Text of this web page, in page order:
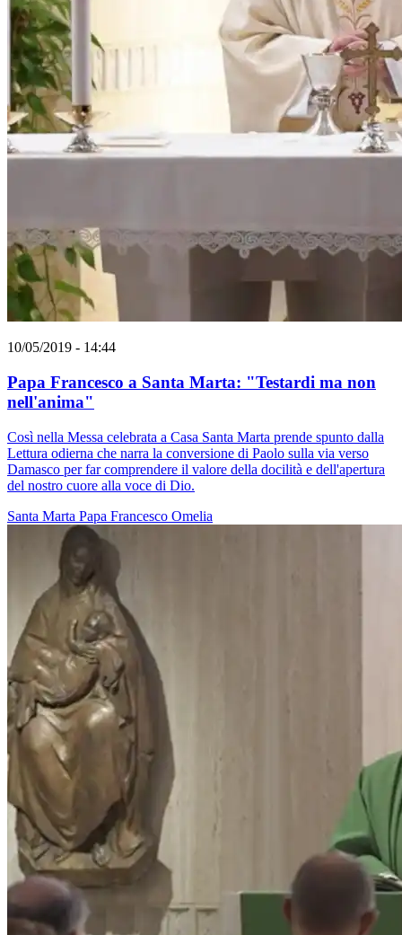
10/05/2019 - 14:44
Papa Francesco a Santa Marta: "Testardi ma non
nell'anima"
Così nella Messa celebrata a Casa Santa Marta prende spunto dalla
Lettura odierna che narra la conversione di Paolo sulla via verso
Damasco per far comprendere il valore della docilità e dell'apertura
del nostro cuore alla voce di Dio.
Santa Marta Papa Francesco Omelia